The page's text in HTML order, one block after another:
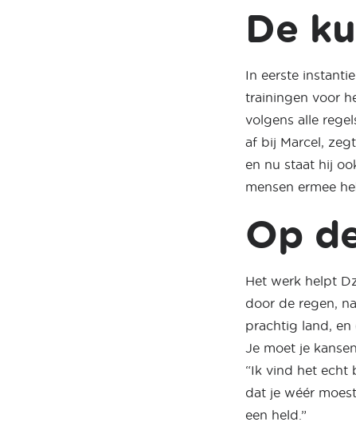
De
In eerste
trainingen voor
volgens alle
af bij Marcel,
en nu staat hij
mensen ermee
Op
Het werk helpt
door de regen,
prachtig land, en
Je moet je
“Ik vind het echt
dat je wéér
een held.”